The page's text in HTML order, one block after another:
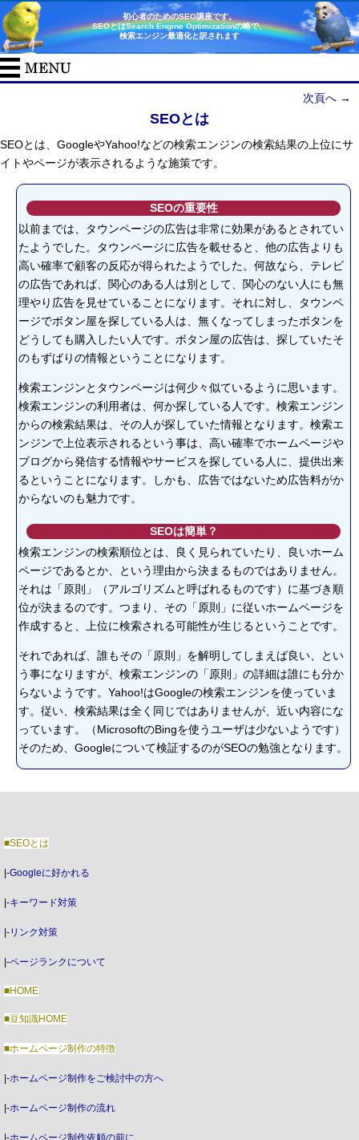
初心者のためのSEO講座です。
SEOとはSearch Engine Optimizationの略で、
検索エンジン最適化と訳されます
次頁へ →
SEOとは
SEOとは、GoogleやYahoo!などの検索エンジンの検索結果の上位にサ
イトやページが表示されるような施策です。
SEOの重要性
以前までは、タウンページの広告は非常に効果があるとされてい
たようでした。タウンページに広告を載せると、他の広告よりも
高い確率で顧客の反応が得られたようでした。何故なら、テレビ
の広告であれば、関心のある人は別として、関心のない人にも無
理やり広告を見せていることになります。それに対し、タウンペ
ージでボタン屋を探している人は、無くなってしまったボタンを
どうしても購入したい人です。ボタン屋の広告は、探していたそ
のもずばりの情報ということになります。
検索エンジンとタウンページは何少々似ているように思います。
検索エンジンの利用者は、何か探している人です。検索エンジン
からの検索結果は、その人が探していた情報となります。検索エ
ンジンで上位表示されるという事は、高い確率でホームページや
ブログから発信する情報やサービスを探している人に、提供出来
るということになります。しかも、広告ではないため広告料がか
からないのも魅力です。
SEOは簡単？
検索エンジンの検索順位とは、良く見られていたり、良いホーム
ページであるとか、という理由から決まるものではありません。
それは「原則」（アルゴリズムと呼ばれるものです）に基づき順
位が決まるのです。つまり、その「原則」に従いホームページを
作成すると、上位に検索される可能性が生じるということです。
それであれば、誰もその「原則」を解明してしまえば良い、とい
う事になりますが、検索エンジンの「原則」の詳細は誰にも分か
らないようです。Yahoo!はGoogleの検索エンジンを使っていま
す。従い、検索結果は全く同じではありませんが、近い内容にな
っています。（MicrosoftのBingを使うユーザは少ないようです）
そのため、Googleについて検証するのがSEOの勉強となります。
■SEOとは
|-Googleに好かれる
|-キーワード対策
|-リンク対策
|-ページランクについて
■HOME
■豆知識HOME
■ホームページ制作の特徴
|-ホームページ制作をご検討中の方へ
|-ホームページ制作の流れ
|-ホームページ制作依頼の前に